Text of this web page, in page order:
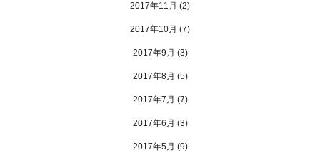
2017年11月 (2)
2017年10月 (7)
2017年9月 (3)
2017年8月 (5)
2017年7月 (7)
2017年6月 (3)
2017年5月 (9)